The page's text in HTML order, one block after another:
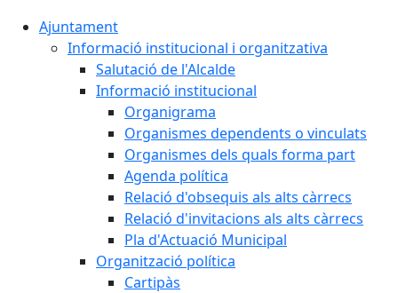
Ajuntament
Informació institucional i organitzativa
Salutació de l'Alcalde
Informació institucional
Organigrama
Organismes dependents o vinculats
Organismes dels quals forma part
Agenda política
Relació d'obsequis als alts càrrecs
Relació d'invitacions als alts càrrecs
Pla d'Actuació Municipal
Organització política
Cartipàs